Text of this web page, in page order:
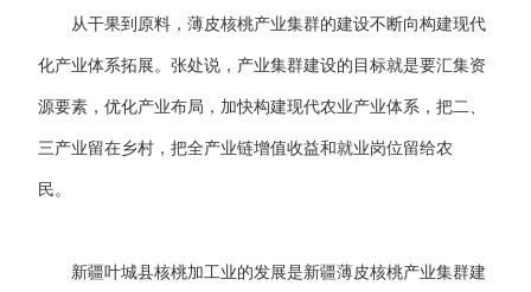
从干果到原料，薄皮核桃产业集群的建设不断向构建现代
化产业体系拓展。张处说，产业集群建设的目标就是要汇集资
源要素，优化产业布局，加快构建现代农业产业体系，把二、
三产业留在乡村，把全产业链增值收益和就业岗位留给农
民。
新疆叶城县核桃加工业的发展是新疆薄皮核桃产业集群建